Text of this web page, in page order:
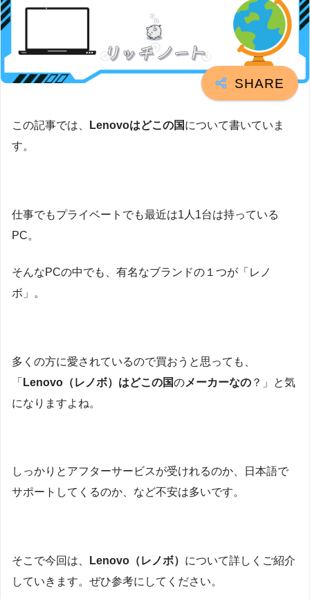
この記事では、 Lenovoはどこの国について書いていま
す。
仕事でもプライベートでも最近は1人1台は持っている
PC。
そんなPCの中でも、有名なブランドの１つが「レノ
ボ」。
多くの方に愛されているので買おうと思っても、
「 Lenovo（レノボ）はどこの国のメーカーなの ？」と気
になりますよね。
しっかりとアフターサービスが受けれるのか、日本語で
サポートしてくるのか、など不安は多いです。
そこで今回は、 Lenovo（レノボ） について詳しくご紹介
していきます。ぜひ参考にしてください。